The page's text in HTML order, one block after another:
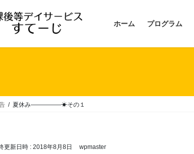
ホーム プログラム
夏休み―――――☀その１
更新日時 : 2018年8月8日 wpmaster